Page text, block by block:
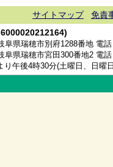
サイトマップ 免責
阜県瑞穂市別府1288番地 電話
阜県瑞穂市宮田300番地2 電話
り午後4時30分(土曜日、日曜